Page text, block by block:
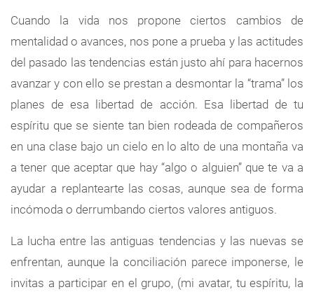
Cuando la vida nos propone ciertos cambios de
mentalidad o avances, nos pone a prueba y las actitudes
del pasado las tendencias están justo ahí para hacernos
avanzar y con ello se prestan a desmontar la “trama” los
planes de esa libertad de acción. Esa libertad de tu
espíritu que se siente tan bien rodeada de compañeros
en una clase bajo un cielo en lo alto de una montaña va
a tener que aceptar que hay “algo o alguien” que te va a
ayudar a replantearte las cosas, aunque sea de forma
incómoda o derrumbando ciertos valores antiguos.
La lucha entre las antiguas tendencias y las nuevas se
enfrentan, aunque la conciliación parece imponerse, le
invitas a participar en el grupo, (mi avatar, tu espíritu, la